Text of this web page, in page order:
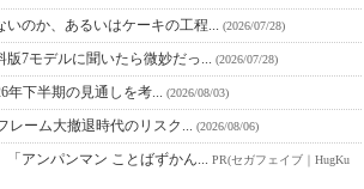
のか、あるいはケーキの工程... (2026/07/28)
7モデルに聞いたら微妙だっ... (2026/07/28)
下半期の見通しを考... (2026/08/03)
ーム大撤退時代のリスク... (2026/08/06)
アンパンマン ことばずかん... PR(セガフェイブ｜HugKu